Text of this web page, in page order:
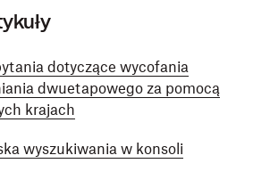
dotyczące wycofania
dwuetapowego za pomocą
krajach
wyszukiwania w konsoli